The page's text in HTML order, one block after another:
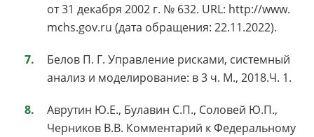
от 31 декабря 2002 г. № 632. URL: http://www.
mchs.gov.ru (дата обращения: 22.11.2022).
Белов П. Г. Управление рисками, системный
анализ и моделирование: в 3 ч. М., 2018.Ч. 1.
Аврутин Ю.Е., Булавин С.П., Соловей Ю.П.,
Черников В.В. Комментарий к Федеральному